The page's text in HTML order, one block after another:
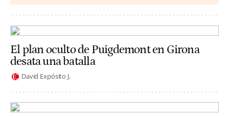
El plan oculto de Puigdemont en Girona
desata una batalla
David Expósito J.